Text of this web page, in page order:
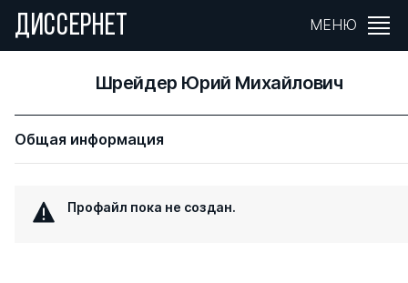
ДИССЕРНЕТ МЕНЮ
Шрейдер Юрий Михайлович
Общая информация
Профайл пока не создан.